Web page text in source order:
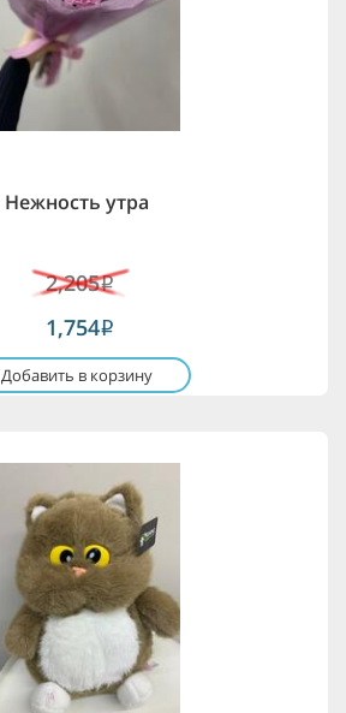
Нежность утра
2,205i
1,754i
Добавить в корзину